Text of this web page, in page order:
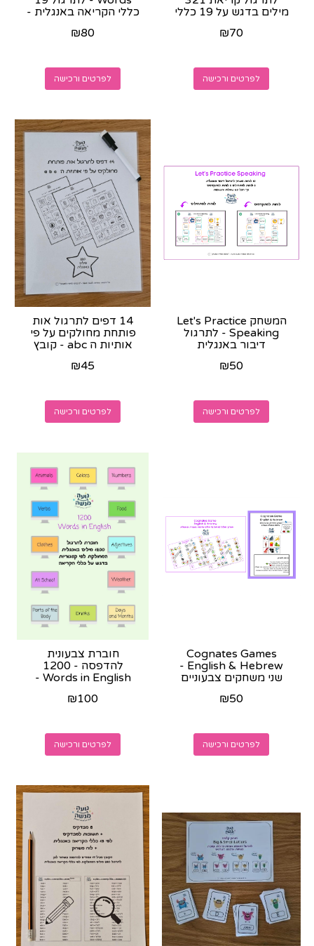
מילים בדגש על 19 כללי
הקובץ ישלח...
₪70
לפרטים ורכישה
כללי הקריאה באנגלית -
להדפסה-ישלח...
₪80
לפרטים ורכישה
המשחק Let's Practice
Speaking - לתרגול
דיבור באנגלית
₪50
לפרטים ורכישה
14 דפים לתרגול אות
פותחת מחולקים על פי
אותיות ה abc - קובץ
₪45
לפרטים ורכישה
Cognates Games
English & Hebrew -
שני משחקים צבעוניים
₪50
לפרטים ורכישה
חוברת צבעונית
להדפסה - 1200
Words in English -
הרכישה
₪100
לפרטים ורכישה